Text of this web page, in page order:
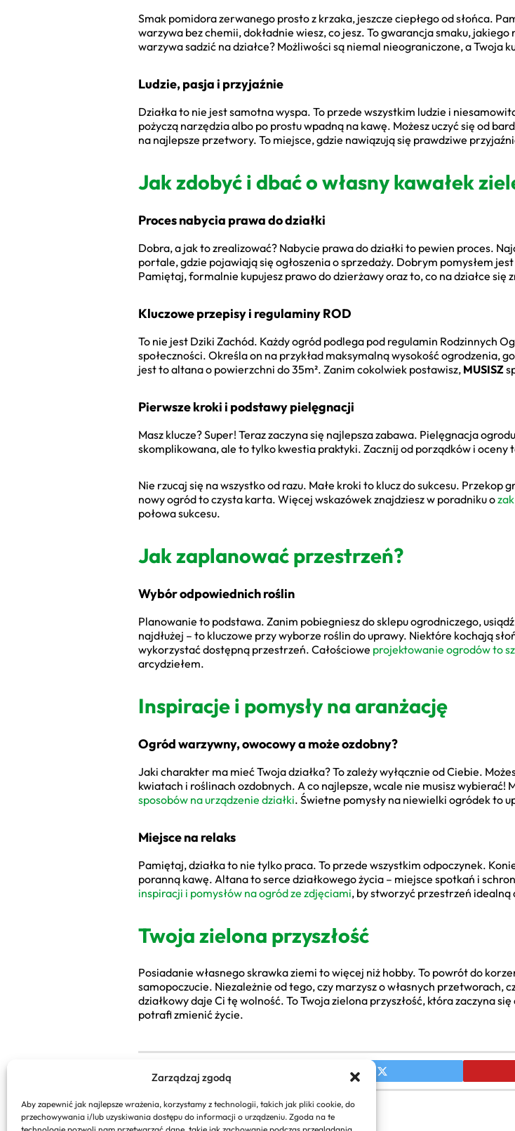
Zarządzaj zgodą
Aby zapewnić jak najlepsze wrażenia, korzystamy z technologii, takich jak pliki cookie, do
przechowywania i/lub uzyskiwania dostępu do informacji o urządzeniu. Zgoda na te
Smak pomidora zerwanego prosto z krzaka, jeszcze ciepłego od słońca.
warzywa bez chemii, dokładnie wiesz, co jesz. To gwarancja smaku,
warzywa sadzić na działce? Możliwości są niemal nieograniczone, a Twoja
Ludzie, pasja i przyjaźnie
Działka to nie jest samotna wyspa. To przede wszystkim ludzie i
pożyczą narzędzia albo po prostu wpadną na kawę. Możesz uczyć się od
na najlepsze przetwory. To miejsce, gdzie nawiązują się prawdziwe
Jak zdobyć i dbać o własny kawałek
Proces nabycia prawa do działki
Dobra, a jak to zrealizować? Nabycie prawa do działki to pewien proces.
portale, gdzie pojawiają się ogłoszenia o sprzedaży. Dobrym pomysłem
Pamiętaj, formalnie kupujesz prawo do dzierżawy oraz to, co na działce się
Kluczowe przepisy i regulaminy ROD
To nie jest Dziki Zachód. Każdy ogród podlega pod regulamin Rodzinnych
społeczności. Określa on na przykład maksymalną wysokość ogrodzenia,
jest to altana o powierzchni do 35m². Zanim cokolwiek postawisz, MUSISZ
Pierwsze kroki i podstawy pielęgnacji
Masz klucze? Super! Teraz zaczyna się najlepsza zabawa. Pielęgnacja
skomplikowana, ale to tylko kwestia praktyki. Zacznij od porządków i oceny
Nie rzucaj się na wszystko od razu. Małe kroki to klucz do sukcesu. Przekop
nowy ogród to czysta karta. Więcej wskazówek znajdziesz w poradniku o
połowa sukcesu.
Jak zaplanować przestrzeń?
Wybór odpowiednich roślin
Planowanie to podstawa. Zanim pobiegniesz do sklepu ogrodniczego,
najdłużej – to kluczowe przy wyborze roślin do uprawy. Niektóre kochają
wykorzystać dostępną przestrzeń. Całościowe projektowanie ogrodów to
arcydziełem.
Inspiracje i pomysły na aranżację
Ogród warzywny, owocowy a może ozdobny?
Jaki charakter ma mieć Twoja działka? To zależy wyłącznie od Ciebie.
kwiatach i roślinach ozdobnych. A co najlepsze, wcale nie musisz
sposobów na urządzenie działki. Świetne pomysły na niewielki ogródek to
Miejsce na relaks
Pamiętaj, działka to nie tylko praca. To przede wszystkim odpoczynek.
poranną kawę. Altana to serce działkowego życia – miejsce spotkań i
inspiracji i pomysłów na ogród ze zdjęciami, by stworzyć przestrzeń idealną
Twoja zielona przyszłość
Posiadanie własnego skrawka ziemi to więcej niż hobby. To powrót do
samopoczucie. Niezależnie od tego, czy marzysz o własnych przetworach,
działkowy daje Ci tę wolność. To Twoja zielona przyszłość, która zaczyna
potrafi zmienić życie.
PREVIOUS